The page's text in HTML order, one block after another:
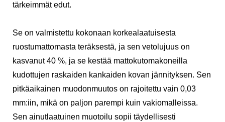
tärkeimmät edut.
Se on valmistettu kokonaan korkealaatuisesta
ruostumattomasta teräksestä, ja sen vetolujuus on
kasvanut 40 %, ja se kestää mattokutomakoneilla
kudottujen raskaiden kankaiden kovan jännityksen. Sen
pitkäaikainen muodonmuutos on rajoitettu vain 0,03
mm:iin, mikä on paljon parempi kuin vakiomalleissa.
Sen ainutlaatuinen muotoilu sopii täydellisesti